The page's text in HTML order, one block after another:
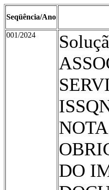
Seqüência/Ano
001/2024
DO